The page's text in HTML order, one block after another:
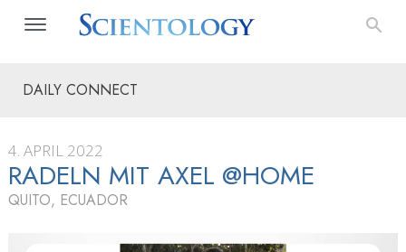
DAILY CONNECT
4. APRIL 2022
RADELN MIT AXEL @HOME
QUITO, ECUADOR